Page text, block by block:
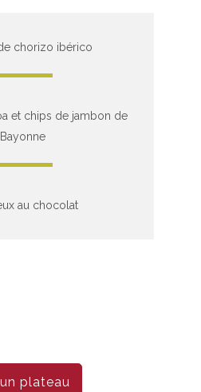
chorizo ibérico
et chips de jambon de
Bayonne
au chocolat
plateau